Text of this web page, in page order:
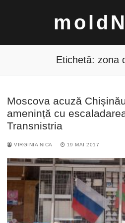
Caută
după:
Etichetă: zona
Moscova acuză
amenință cu
Transnistria
VIRGINIA NICA 19 MAI 2017